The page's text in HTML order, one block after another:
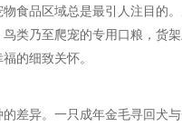
食品区域总是最引人注目的
类乃至爬宠的专用口粮，货
的细致关怀。
差异。一只成年金毛寻回犬